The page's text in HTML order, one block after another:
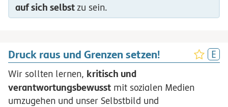
auf sich selbst zu sein.
Druck raus und Grenzen setzen!
Wir sollten lernen, kritisch und
verantwortungsbewusst mit sozialen Medien
umzugehen und unser Selbstbild und